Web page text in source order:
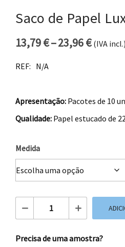
Saco de Papel
13,79€–23,96€
Price
(IVA incl.)
REF: N/A
Apresentação: Pacotes de 10
Qualidade: Papel estucado de
Medida
Quantidade de Saco de
Precisa de uma amostra?